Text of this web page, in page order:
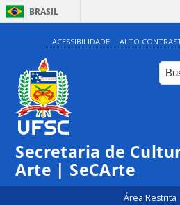
BRASIL
ACESSIBILIDADE ALTO
Secretaria de
Arte | SeCArte
Área Restrita
0:00
1:00